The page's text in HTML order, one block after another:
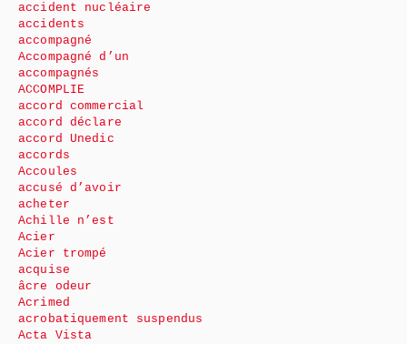
accident nucléaire
accidents
accompagné
Accompagné d’un
accompagnés
ACCOMPLIE
accord commercial
accord déclare
accord Unedic
accords
Accoules
accusé d’avoir
acheter
Achille n’est
Acier
Acier trompé
acquise
âcre odeur
Acrimed
acrobatiquement suspendus
Acta Vista